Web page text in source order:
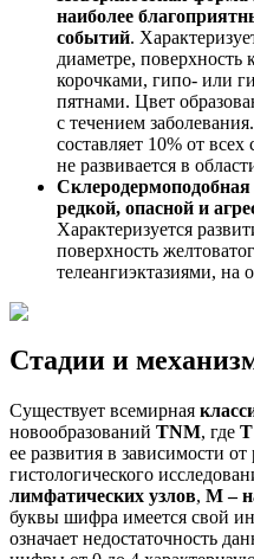
наиболее
событий.
диаметре,
корочками, гипо- или
пятнами. Цвет
с течением
составляет 10% от
не развивается в
Склеродермоподобная
редкой, опасной и
Характеризуется
поверхность
телеангиэктазиями, на
Стадии и
Существует всемирная
новообразований TNM, где T
ее развития в зависимости
гистологического
лимфатических узлов, M –
буквы шифра имеется свой
означает недостаточность